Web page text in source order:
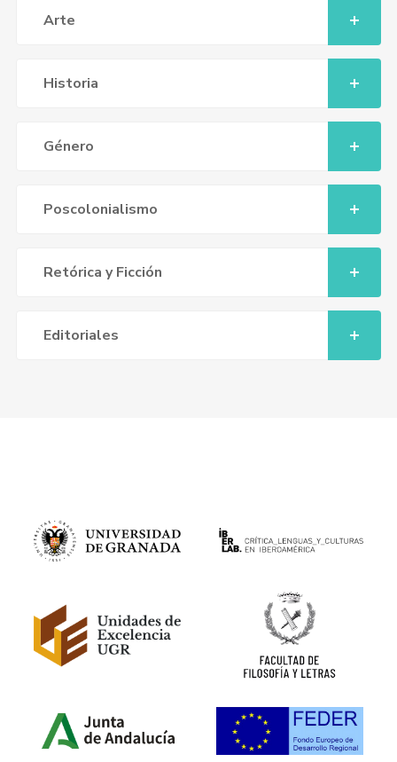
Arte
Historia
Género
Poscolonialismo
Retórica y Ficción
Editoriales